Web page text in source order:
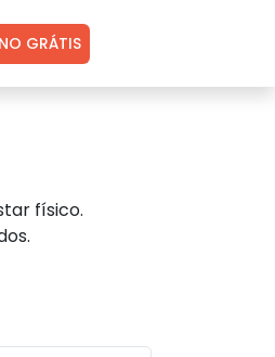
GRÁTIS
físico.